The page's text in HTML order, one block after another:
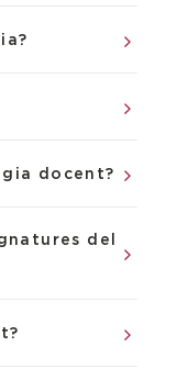
docent?
del